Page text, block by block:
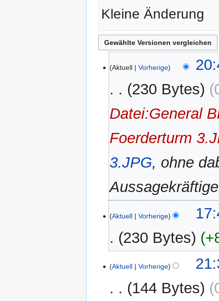
Kleine Änderung
Januar
2019
Aktuell Vorherige
230 Bytes
Datei:General
Foerderturm
3.JPG, ohne
Dezember
2015
Aktuell Vorherige
230 Bytes
November
Aktuell Vorherige
144 Bytes